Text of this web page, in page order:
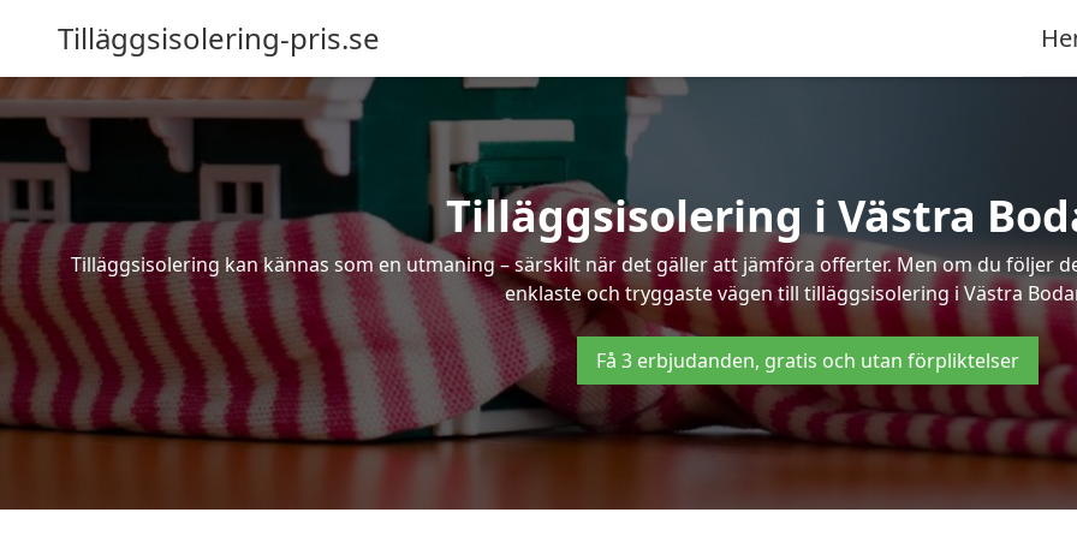
Tilläggsisolering-pris.se
Tilläggsisolering i Västra
Tilläggsisolering kan kännas som en utmaning – särskilt när det gäller att jämföra offerter. Men om du följer
enklaste och tryggaste vägen till tilläggsisolering i Västra
Få 3 erbjudanden, gratis och utan förpliktelser